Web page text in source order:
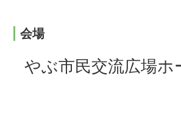
会場
やぶ市民交流広場ホ